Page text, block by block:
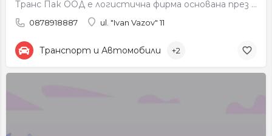
Транс Пак ООД е логистична фирма основана през 2013 година в България, в близост до границата с Гърция ( в…
0878918887 ul. "Ivan Vazov" 11
Транспорт и Автомобили +2